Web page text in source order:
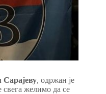
, одржан је
свега желимо да се